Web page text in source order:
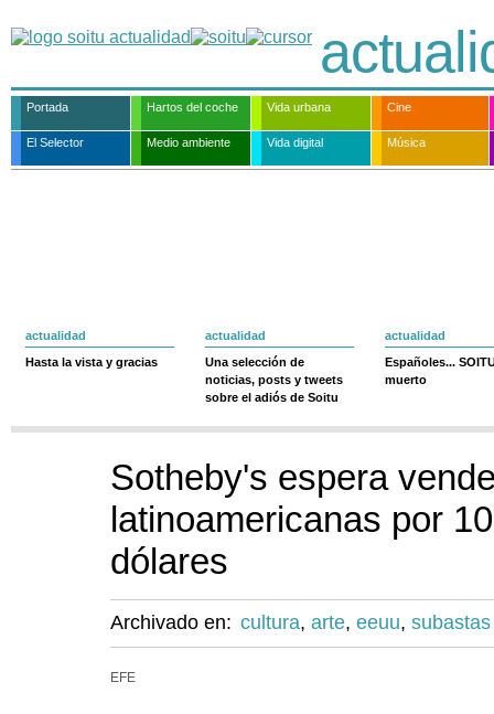
Portada Hartos del coche Vida urbana Cine
El Selector Medio ambiente Vida digital Música
actualidad
Hasta la vista y gracias
actualidad
Una selección de
noticias, posts y tweets
sobre el adiós de Soitu
actualidad
Españoles...
muerto
Sotheby's espera
latinoamericanas por
dólares
Archivado en: cultura, arte, eeuu, subastas
EFE